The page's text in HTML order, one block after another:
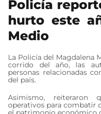
Policía
hurto este
Medio
La Policía del Magdalena
corrido del año, las
personas relacionadas
del país.
Asimismo, reiteraron
operativos para combatir